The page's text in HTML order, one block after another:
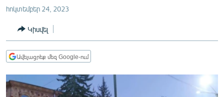
ՊԱՏԵՐԱԶՄԻ 6 ՇԱԲԱԹՆԵՐԸ
ՏԱՐԱԾԱՇՐՋԱՆ
ՄԻՋԱԶԳԱՅԻՆ
հոկտեմբեր 24, 2023
Կիսվել
Ավելացրեք մեզ Google-ում